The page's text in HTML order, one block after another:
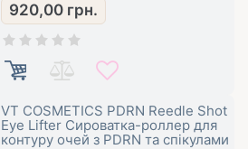
920,00 грн.
VT COSMETICS PDRN Reedle Shot
Eye Lifter Сироватка-роллер для
контуру очей з PDRN та спікулами